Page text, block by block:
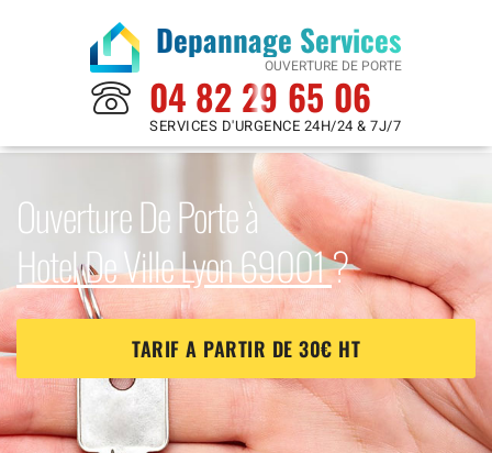
Depannage Services
OUVERTURE DE PORTE
04 82 29 65 06
SERVICES D'URGENCE 24H/24 & 7J/7
Ouverture De Porte à
Hotel De Ville Lyon 69001?
TARIF A PARTIR DE 30€ HT